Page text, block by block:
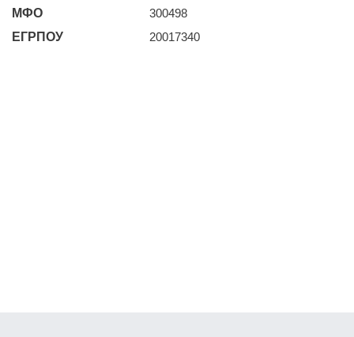
МФО
300498
ЕГРПОУ
20017340